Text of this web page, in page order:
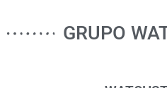
GRUPO